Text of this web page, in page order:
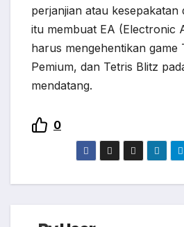
perjanjian atau kesepakatan
itu membuat EA (Electronic
harus mengehentikan game
Pemium, dan Tetris Blitz
mendatang.
0